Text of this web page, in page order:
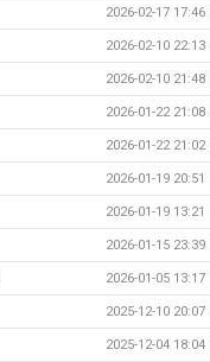
2026-02-17 17:46
2026-02-10 22:13
2026-02-10 21:48
2026-01-22 21:08
2026-01-22 21:02
2026-01-19 20:51
2026-01-19 13:21
2026-01-15 23:39
2026-01-05 13:17
2025-12-10 20:07
2025-12-04 18:04